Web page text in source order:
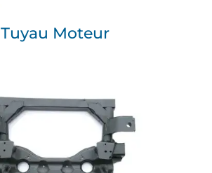
Tuyau Moteur